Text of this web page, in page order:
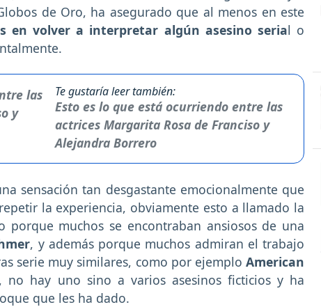
de Oro, ha asegurado que al menos en este
en volver a interpretar algún asesino serial o
Te gustaría leer también:
Esto es lo que está ocurriendo entre las
actrices Margarita Rosa de Franciso y
Alejandra Borrero
sensación tan desgastante emocionalmente que
la experiencia, obviamente esto a llamado la
porque muchos se encontraban ansiosos de una
, y además porque muchos admiran el trabajo
serie muy similares, como por ejemplo American
no hay uno sino a varios asesinos ficticios y ha
que les ha dado.